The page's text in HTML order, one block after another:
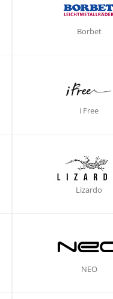
Borbet
i Free
Lizardo
NEO